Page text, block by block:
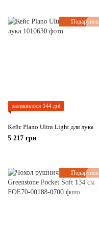
Подарунок
залишилося 144 дні
Кейс Plano Ultra Light для лука
5 217 грн
Подарунок